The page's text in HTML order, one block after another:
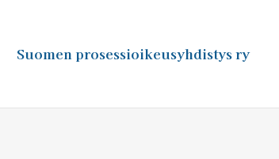
Suomen prosessioikeusyhdistys ry